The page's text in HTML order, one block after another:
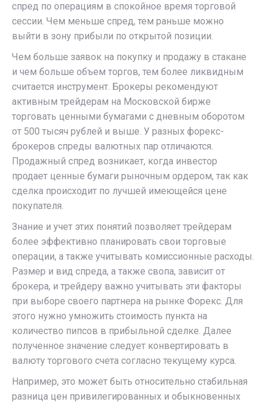
спред по операциям в спокойное время торговой
сессии. Чем меньше спред, тем раньше можно
выйти в зону прибыли по открытой позиции.
Чем больше заявок на покупку и продажу в стакане
и чем больше объем торгов, тем более ликвидным
считается инструмент. Брокеры рекомендуют
активным трейдерам на Московской бирже
торговать ценными бумагами с дневным оборотом
от 500 тысяч рублей и выше. У разных форекс-
брокеров спреды валютных пар отличаются.
Продажный спред возникает, когда инвестор
продает ценные бумаги рыночным ордером, так как
сделка происходит по лучшей имеющейся цене
покупателя.
Знание и учет этих понятий позволяет трейдерам
более эффективно планировать свои торговые
операции, а также учитывать комиссионные расходы.
Размер и вид спреда, а также свопа, зависит от
брокера, и трейдеру важно учитывать эти факторы
при выборе своего партнера на рынке Форекс. Для
этого нужно умножить стоимость пункта на
количество пипсов в прибыльной сделке. Далее
полученное значение следует конвертировать в
валюту торгового счета согласно текущему курса.
Например, это может быть относительно стабильная
разница цен привилегированных и обыкновенных